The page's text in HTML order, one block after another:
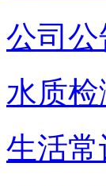
公司公
水质检
生活常